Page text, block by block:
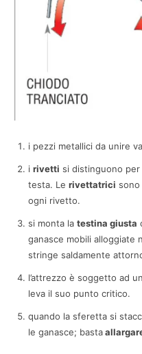
i pezzi metallici da unire
i rivetti si distinguono
testa. Le rivettatrici
ogni rivetto.
si monta la testina giusta
ganasce mobili alloggiate
stringe saldamente
l’attrezzo è soggetto ad
leva il suo punto critico.
quando la sferetta si
le ganasce; basta